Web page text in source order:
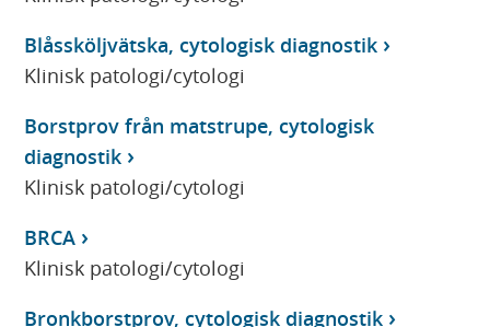
Blåssköljvätska, cytologisk diagnostik
Klinisk patologi/cytologi
Borstprov från matstrupe, cytologisk
diagnostik
Klinisk patologi/cytologi
BRCA
Klinisk patologi/cytologi
Bronkborstprov, cytologisk diagnostik